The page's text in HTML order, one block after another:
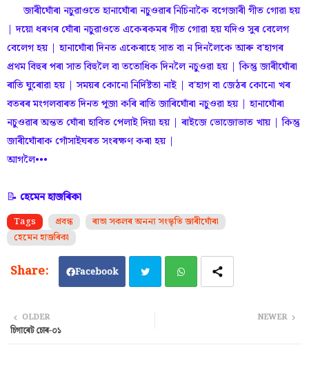
জাৰীঘোঁৰা নচুৱাওতে হানাঘোঁৰা নচুওৱাৰ নিচিনাকৈ বগেজাৰী গীত গোৱা হয়
| দয়ো ধৰণৰ ঘোঁৰা নচুৱাওতে একেৰকমৰ গীত গোৱা হয় যদিও সুৰ বেলেগ
বেলেগ হয় | হানাঘোঁৰা দিনত একেৰাহে সাত বা ন দিনলৈকে আৰু ব'হাগৰ
প্রথম বিহুৰ পৰা সাত বিহুলৈ বা ততোধিক দিনলৈ নচুওৱা হয় | কিন্তু জাৰীঘোঁৰা
ৰাতি ঘুৰোৱা হয় | সময়ৰ কোনো নিৰ্দিষ্টতা নাই | ব'হাগ বা জেঠৰ কোনো খৰ
বতৰৰ মংগলবাৰত দিনত পূজা কৰি ৰাতি জাৰিঘোঁৰা নচুওৱা হয় | হানাঘোঁৰা
নচুওৱাৰ অন্তত ঘোঁৰা হাবিত পেলাই দিয়া হয় | ৰাইজে ভোজোভাত খায় | কিন্তু
জাৰীঘোঁৰাক গোঁসাইঘৰত সংৰক্ষণ কৰা হয় |
আগলৈ•••
📝 হেমেন হাজৰিকা
Tags প্ৰবন্ধ
ৰাভা সকলৰ অনন্য সংস্কৃতি জাৰীঘোঁৰা
হেমেন হাজৰিকা
Facebook
NEWER
OLDER
চিগাৰেট চোৰ-০১